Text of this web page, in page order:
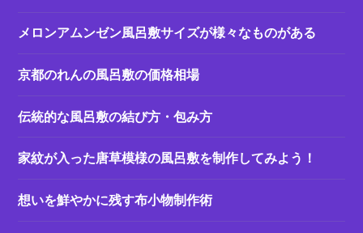
メロンアムンゼン風呂敷サイズが様々なものがある
京都のれんの風呂敷の価格相場
伝統的な風呂敷の結び方・包み方
家紋が入った唐草模様の風呂敷を制作してみよう！
想いを鮮やかに残す布小物制作術